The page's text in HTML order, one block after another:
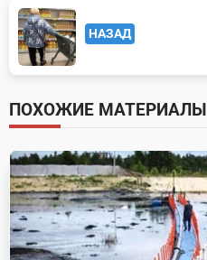
<span
class="nav-
subtitle
screen-
reader-
text">Page</span>
НАЗАД
ПОХОЖИЕ МАТЕРИАЛЫ